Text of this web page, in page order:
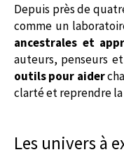
Depuis près de
comme un
ancestrales et
auteurs, penseurs
outils pour aider
clarté et reprendre
Les univers à